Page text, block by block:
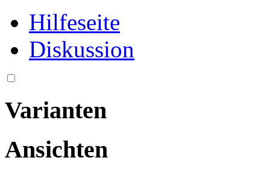
Hilfeseite
Diskussion
Varianten
Ansichten